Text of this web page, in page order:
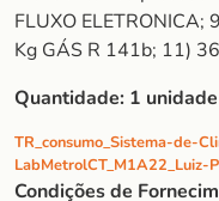
FLUXO ELETRONICA;
Kg GÁS R 141b; 11)
Quantidade: 1 unidade
TR_consumo_Sistema-de-
LabMetrolCT_M1A22_Luiz-
Condições de